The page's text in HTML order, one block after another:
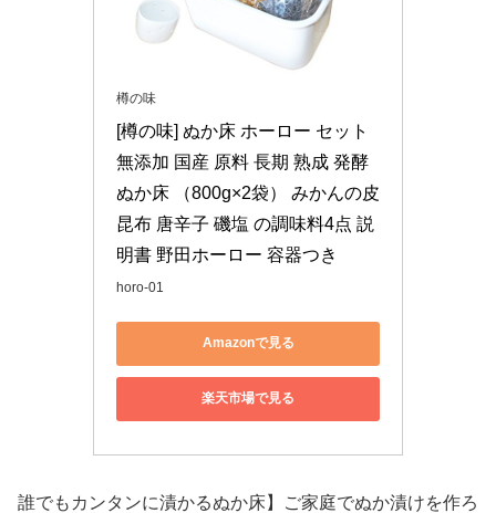
樽の味
[樽の味] ぬか床 ホーロー セット
無添加 国産 原料 長期 熟成 発酵
ぬか床 （800g×2袋） みかんの皮
昆布 唐辛子 磯塩 の調味料4点 説
明書 野田ホーロー 容器つき
horo-01
Amazonで見る
楽天市場で見る
誰でもカンタンに漬かるぬか床】ご家庭でぬか漬けを作ろ